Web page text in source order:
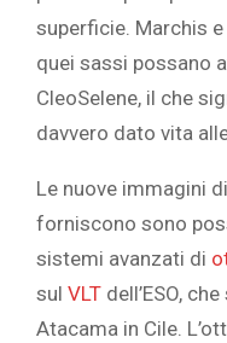
superficie. Marchis
quei sassi possano
CleoSelene, il che
davvero dato vita
Le nuove immagini
forniscono sono
sistemi avanzati di
sul VLT dell’ESO,
Atacama in Cile.